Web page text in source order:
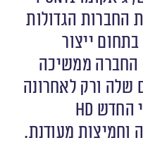
החברות הגדולות
ייצור
החברה ממשיכה
שלה ורק לאחרונה
השיקו את החומץ הבלסמי החדש HD
וחמיצות מעודנת.